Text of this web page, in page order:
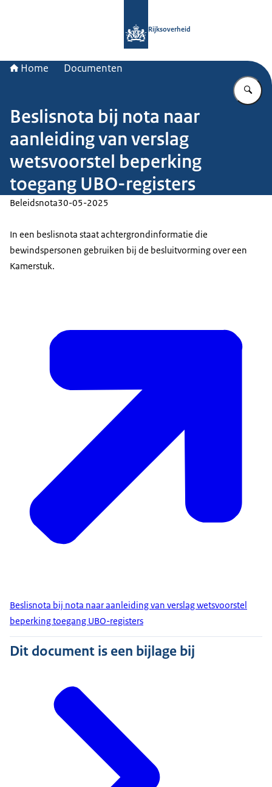
Rijksoverheid
Home Documenten
Beslisnota bij nota naar
aanleiding van verslag
wetsvoorstel beperking
toegang UBO-registers
Beleidsnota30-05-2025
In een beslisnota staat achtergrondinformatie die
bewindspersonen gebruiken bij de besluitvorming over een
Kamerstuk.
Beslisnota bij nota naar aanleiding van verslag wetsvoorstel
beperking toegang UBO-registers
Dit document is een bijlage bij